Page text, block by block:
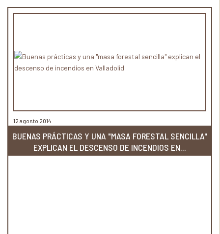
12 agosto 2014
BUENAS PRÁCTICAS Y UNA "MASA FORESTAL SENCILLA"
EXPLICAN EL DESCENSO DE INCENDIOS EN...